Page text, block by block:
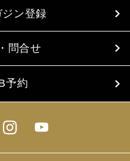
ジン登録
問合せ
予約